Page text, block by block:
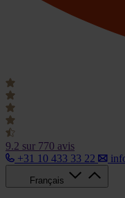
9.2 sur 770 avis
+31 10 433 33 22
Français